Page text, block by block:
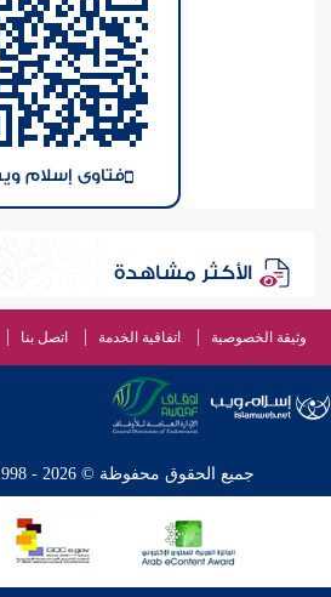
فتاوى إسلام
الأكثر مشاهدة
وثيقة الخصوصية اتفاقية الخدمة اتصل بنا
جميع الحقوق محفوظة © 2026 - 1998 لشبكة إسلام ويب